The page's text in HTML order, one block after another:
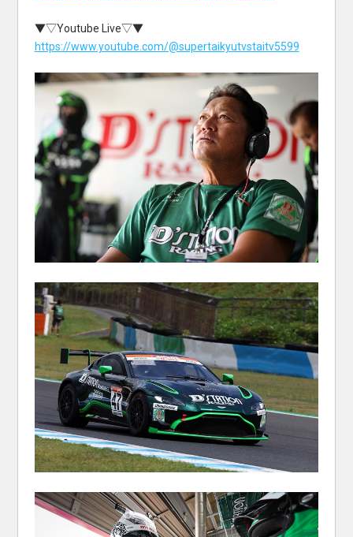
▼▽Youtube Live▽▼
https://www.youtube.com/@supertaikyutvstaitv5599